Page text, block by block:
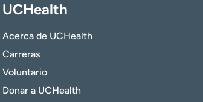
UCHealth
Acerca de UCHealth
Carreras
Voluntario
Donar a UCHealth